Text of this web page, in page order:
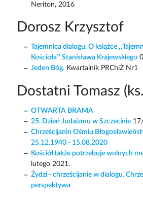
Neriton, 2016
Dorosz Krzysztof
Tajemnica dialogu. O książce
Kościoła” Stanisława Krajewskiego
Jeden Bóg.Kwartalnik PRChiŻ Nr1
Dostatni Tomasz
OTWARTA BRAMA
25. Dzień Judaizmu w Szczecinie
Chrześcijanin Ośmiu
25.12.1940 - 15.08.2020
Kościół także potrzebuje wolnych
lutego 2021.
Żydzi - chrześcijanie w dialogu.
perspektywa